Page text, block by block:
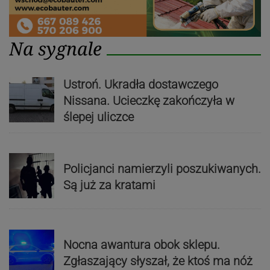
Na sygnale
Ustroń. Ukradła dostawczego
Nissana. Ucieczkę zakończyła w
ślepej uliczce
Policjanci namierzyli poszukiwanych.
Są już za kratami
Nocna awantura obok sklepu.
Zgłaszający słyszał, że ktoś ma nóż